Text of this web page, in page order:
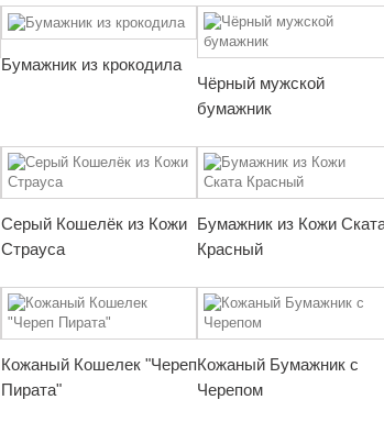
Бумажник из крокодила
Чёрный мужской
бумажник
Серый Кошелёк из Кожи
Страуса
Бумажник из Кожи
Красный
Кожаный Кошелек "Череп
Пирата"
Кожаный Бумажник с
Черепом